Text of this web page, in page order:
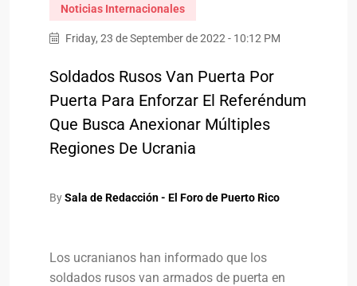
Noticias Internacionales
Friday, 23 de September de 2022 - 10:12 PM
Soldados Rusos Van Puerta Por
Puerta Para Enforzar El Referéndum
Que Busca Anexionar Múltiples
Regiones De Ucrania
BySala de Redacción - El Foro de Puerto Rico
Los ucranianos han informado que los
soldados rusos van armados de puerta en